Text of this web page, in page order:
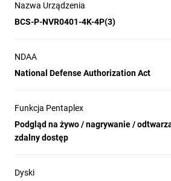
Nazwa Urządzenia
BCS-P-NVR0401-4K-4P(3)
NDAA
National Defense Authorization Act
Funkcja Pentaplex
Podgląd na żywo / nagrywanie /
zdalny dostęp
Dyski